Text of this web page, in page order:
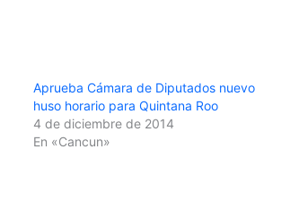
Aprueba Cámara de Diputados nuevo
huso horario para Quintana Roo
4 de diciembre de 2014
En «Cancun»